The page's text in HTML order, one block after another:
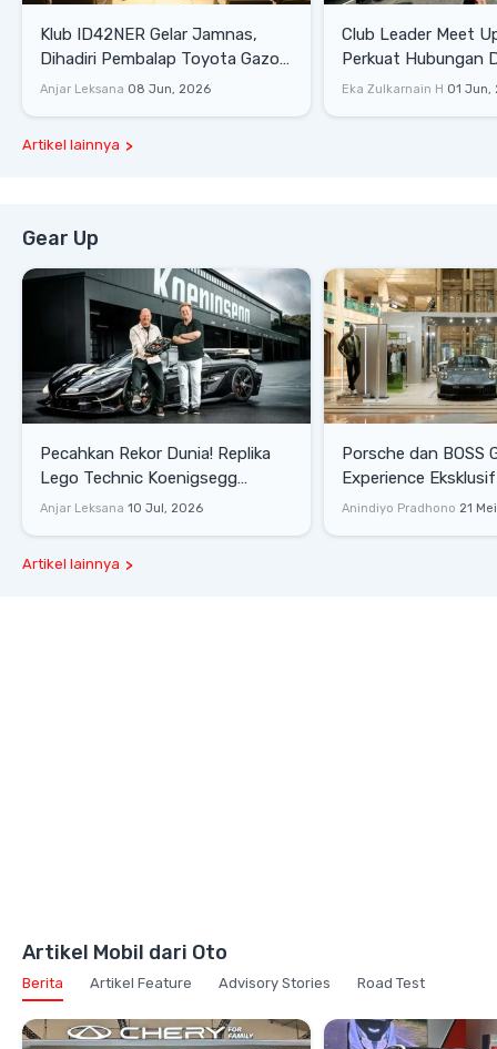
Klub ID42NER Gelar Jamnas,
Dihadiri Pembalap Toyota Gazoo
Racing
Anjar Leksana 08 Jun, 2026
Club Leader Meet
Perkuat Hubungan
Dengan Komunitas
Eka Zulkarnain H 01 Jun,
Artikel lainnya
Gear Up
Pecahkan Rekor Dunia! Replika
Lego Technic Koenigsegg
Sadair's Spear Ukuran Asli Sukses
Anjar Leksana 10 Jul, 2026
Porsche dan BOSS
Experience
Senayan, Hadirkan
Anindiyo Pradhono 21
Artikel lainnya
Artikel Mobil dari Oto
Berita Artikel Feature Advisory Stories Road Test